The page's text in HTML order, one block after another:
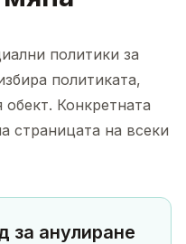
политики за
политиката,
обект. Конкретната
страницата на всеки
за анулиране